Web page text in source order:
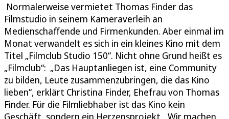
Normalerweise vermietet Thomas Finder das
Filmstudio in seinem Kameraverleih an
Medienschaffende und Firmenkunden. Aber einmal im
Monat verwandelt es sich in ein kleines Kino mit dem
Titel „Filmclub Studio 150“. Nicht ohne Grund heißt es
„Filmclub“: „Das Hauptanliegen ist, eine Community
zu bilden, Leute zusammenzubringen, die das Kino
lieben“, erklärt Christina Finder, Ehefrau von Thomas
Finder. Für die Filmliebhaber ist das Kino kein